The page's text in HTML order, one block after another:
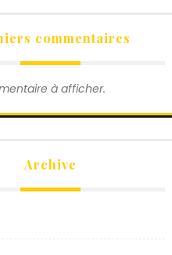
commentaires
à afficher.
Archive